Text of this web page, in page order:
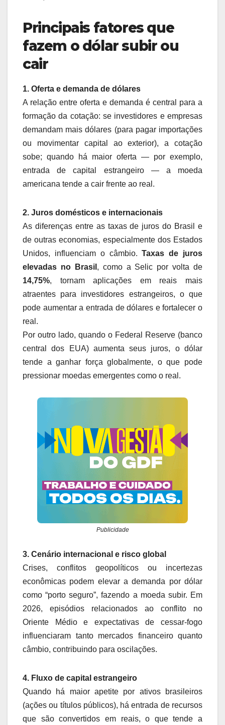
Principais fatores que
fazem o dólar subir ou
cair
1. Oferta e demanda de dólares
A relação entre oferta e demanda é central para a
formação da cotação: se investidores e empresas
demandam mais dólares (para pagar importações
ou movimentar capital ao exterior), a cotação
sobe; quando há maior oferta — por exemplo,
entrada de capital estrangeiro — a moeda
americana tende a cair frente ao real.
2. Juros domésticos e internacionais
As diferenças entre as taxas de juros do Brasil e
de outras economias, especialmente dos Estados
Unidos, influenciam o câmbio.Taxas de juros
elevadas no Brasil , como a Selic por volta de
14,75%, tornam aplicações em reais mais
atraentes para investidores estrangeiros, o que
pode aumentar a entrada de dólares e fortalecer o
real.
Por outro lado, quando o Federal Reserve (banco
central dos EUA) aumenta seus juros, o dólar
tende a ganhar força globalmente, o que pode
pressionar moedas emergentes como o real.
Publicidade
3. Cenário internacional e risco global
Crises, conflitos geopolíticos ou incertezas
econômicas podem elevar a demanda por dólar
como “porto seguro”, fazendo a moeda subir. Em
2026, episódios relacionados ao conflito no
Oriente Médio e expectativas de cessar‑fogo
influenciaram tanto mercados financeiro quanto
câmbio, contribuindo para oscilações.
4. Fluxo de capital estrangeiro
Quando há maior apetite por ativos brasileiros
(ações ou títulos públicos), há entrada de recursos
que são convertidos em reais, o que tende a